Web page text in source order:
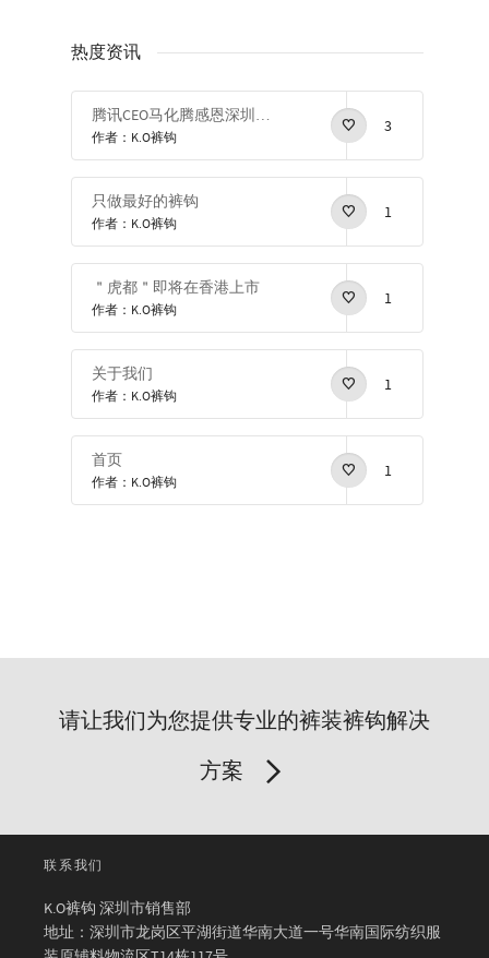
热度资讯
腾讯CEO马化腾感恩深圳感恩改革开放
作者：K.O裤钩
3
只做最好的裤钩
作者：K.O裤钩
1
＂虎都＂即将在香港上市
作者：K.O裤钩
1
关于我们
作者：K.O裤钩
1
首页
作者：K.O裤钩
1
请让我们为您提供专业的裤装裤钩解决
方案
联系我们
K.O裤钩 深圳市销售部
地址：深圳市龙岗区平湖街道华南大道一号华南国际纺织服